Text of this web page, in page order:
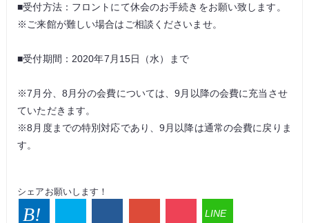
■受付方法：フロントにて休会のお手続きをお願い致します。
※ご来館が難しい場合はご相談くださいませ。
■受付期間：2020年7月15日（水）まで
※7月分、8月分の会費については、9月以降の会費に充当させ
ていただきます。
※8月度までの特別対応であり、9月以降は通常の会費に戻りま
す。
シェアお願いします！